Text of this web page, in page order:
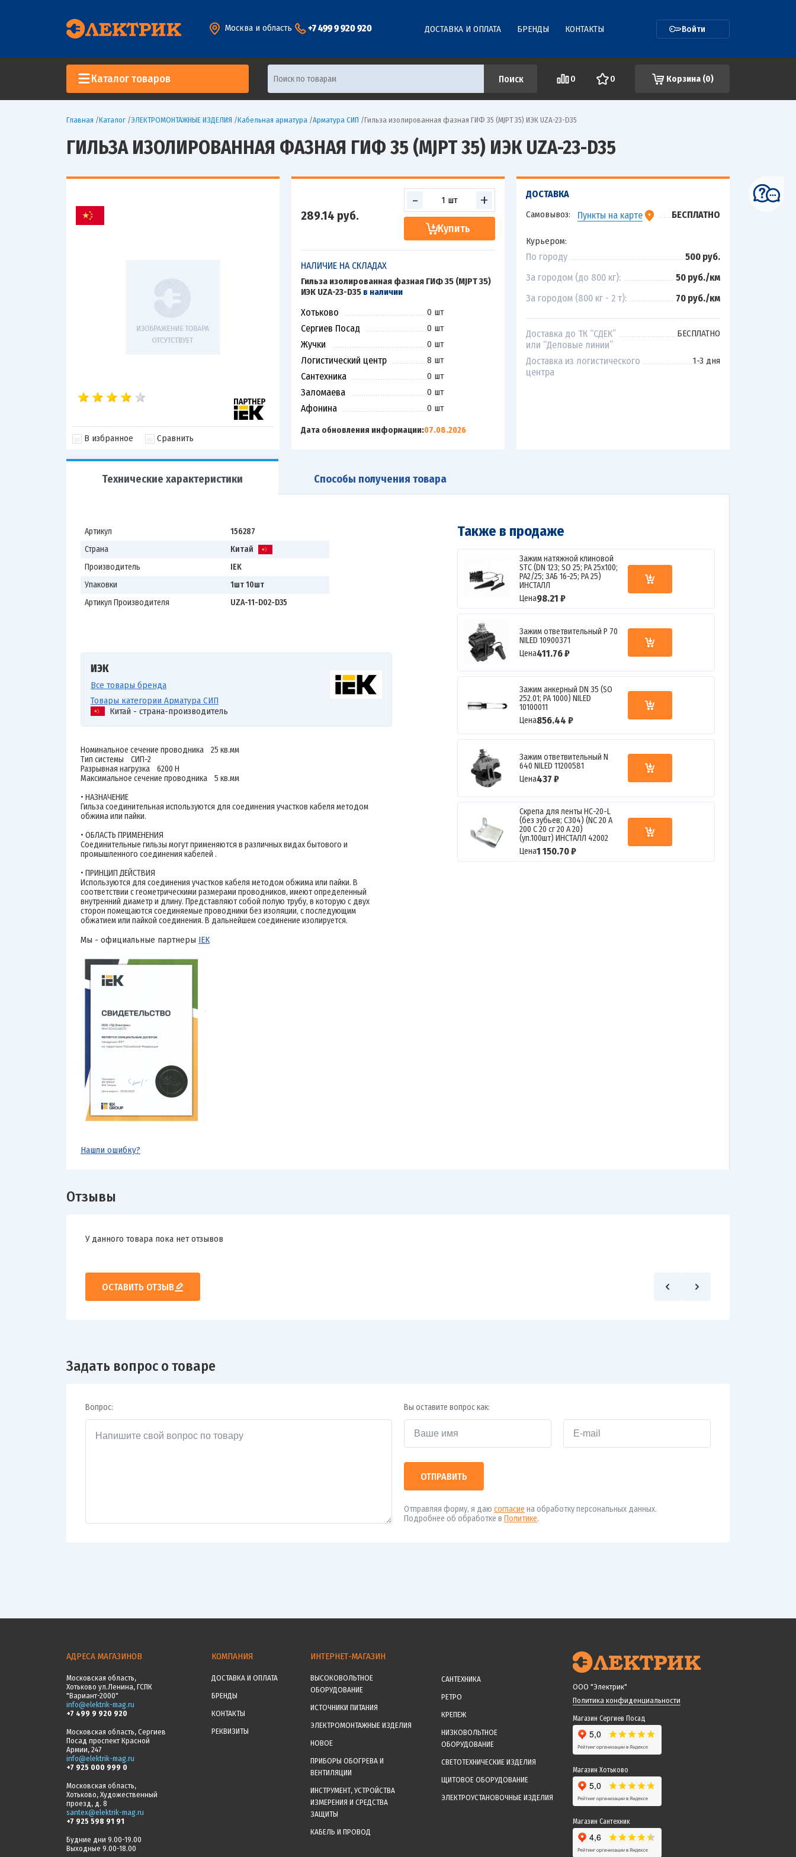
Москва и область +7 499 9 920 920 ДОСТАВКА И ОПЛАТА БРЕНДЫ КОНТАКТЫ Войти
Каталог товаров 0 0 Корзина (0)
Главная /Каталог /ЭЛЕКТРОМОНТАЖНЫЕ ИЗДЕЛИЯ /Кабельная арматура /Арматура СИП /Гильза изолированная фазная ГИФ 35 (MJPT 35) ИЭК UZA-23-D35
ГИЛЬЗА ИЗОЛИРОВАННАЯ ФАЗНАЯ ГИФ 35 (MJPT 35) ИЭК UZA-23-D35
В избранное Сравнить
289.14 руб.
- +
Купить
НАЛИЧИЕ НА СКЛАДАХ
Гильза изолированная фазная ГИФ 35 (MJPT 35)
ИЭК UZA-23-D35 в наличии
Хотьково 0 шт
Сергиев Посад 0 шт
Жучки 0 шт
Логистический центр 8 шт
Сантехника 0 шт
Заломаева 0 шт
Афонина 0 шт
Дата обновления информации:07.08.2026
ДОСТАВКА
Самовывоз: Пункты на карте БЕСПЛАТНО
Курьером:
По городу
500 руб.
За городом (до 800 кг):
50 руб./км
За городом (800 кг - 2 т):
70 руб./км
Доставка до ТК “СДЕК”
или “Деловые линии”
БЕСПЛАТНО
Доставка из логистического
центра
1-3 дня
Технические характеристики Способы получения товара
Артикул
156287
Страна
Китай
Производитель
IEK
Упаковки
1шт 10шт
Артикул Производителя
UZA-11-D02-D35
ИЭК
Все товары бренда
Товары категории Арматура СИП
Китай - страна-производитель
Номинальное сечение проводника 25 кв.мм
Тип системы СИП-2
Разрывная нагрузка 6200 Н
Максимальное сечение проводника 5 кв.мм
• НАЗНАЧЕНИЕ
Гильза соединительная используются для соединения участков кабеля методом
обжима или пайки.
• ОБЛАСТЬ ПРИМЕНЕНИЯ
Соединительные гильзы могут применяются в различных видах бытового и
промышленного соединения кабелей .
• ПРИНЦИП ДЕЙСТВИЯ
Используются для соединения участков кабеля методом обжима или пайки. В
соответствии с геометрическими размерами проводников, имеют определенный
внутренний диаметр и длину. Представляют собой полую трубу, в которую с двух
сторон помещаются соединяемые проводники без изоляции, с последующим
обжатием или пайкой соединения. В дальнейшем соединение изолируется.
Мы - официальные партнеры IEK
Также в продаже
Зажим натяжной клиновой
STC (DN 123; SO 25; PA 25х100;
PA2/25; ЗАБ 16-25; PA 25)
ИНСТАЛЛ
Цена98.21 ₽
Зажим ответвительный P 70
NILED 10900371
Цена411.76 ₽
Зажим анкерный DN 35 (SO
252.01; PA 1000) NILED
10100011
Цена856.44 ₽
Зажим ответвительный N
640 NILED 11200581
Цена437 ₽
Скрепа для ленты НС-20-L
(без зубьев; C304) (NC 20 A
200 C 20 сг 20 А 20)
(уп.100шт) ИНСТАЛЛ 42002
Цена1 150.70 ₽
Нашли ошибку?
Отзывы
У данного товара пока нет отзывов
ОСТАВИТЬ ОТЗЫВ
Задать вопрос о товаре
Вопрос: Вы оставите вопрос как:
ОТПРАВИТЬ
Отправляя форму, я даю согласие на обработку персональных данных.
Подробнее об обработке в Политике.
АДРЕСА МАГАЗИНОВ
Московская область,
Хотьково ул.Ленина, ГСПК
"Вариант-2000"
info@elektrik-mag.ru
+7 499 9 920 920
Московская область, Сергиев
Посад проспект Красной
Армии, 247
info@elektrik-mag.ru
+7 925 000 999 0
Московская область,
Хотьково, Художественный
проезд, д. 8
santex@elektrik-mag.ru
+7 925 598 91 91
Будние дни 9.00-19.00
Выходные 9.00-18.00
КОМПАНИЯ
ДОСТАВКА И ОПЛАТА
БРЕНДЫ
КОНТАКТЫ
РЕКВИЗИТЫ
ИНТЕРНЕТ-МАГАЗИН
ВЫСОКОВОЛЬТНОЕ
ОБОРУДОВАНИЕ
ИСТОЧНИКИ ПИТАНИЯ
ЭЛЕКТРОМОНТАЖНЫЕ ИЗДЕЛИЯ
НОВОЕ
ПРИБОРЫ ОБОГРЕВА И
ВЕНТИЛЯЦИИ
ИНСТРУМЕНТ, УСТРОЙСТВА
ИЗМЕРЕНИЯ И СРЕДСТВА
ЗАЩИТЫ
КАБЕЛЬ И ПРОВОД
САНТЕХНИКА
РЕТРО
КРЕПЕЖ
НИЗКОВОЛЬТНОЕ
ОБОРУДОВАНИЕ
СВЕТОТЕХНИЧЕСКИЕ ИЗДЕЛИЯ
ЩИТОВОЕ ОБОРУДОВАНИЕ
ЭЛЕКТРОУСТАНОВОЧНЫЕ ИЗДЕЛИЯ
ООО "Электрик"
Политика конфиденциальности
Магазин Сергиев Посад
Магазин Хотьково
Магазин Сантехник